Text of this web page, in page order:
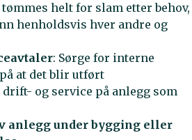
helt for slam etter behov,
henholdsvis hver andre og
: Sørge for interne
at det blir utført
og service på anlegg som
anlegg under bygging eller